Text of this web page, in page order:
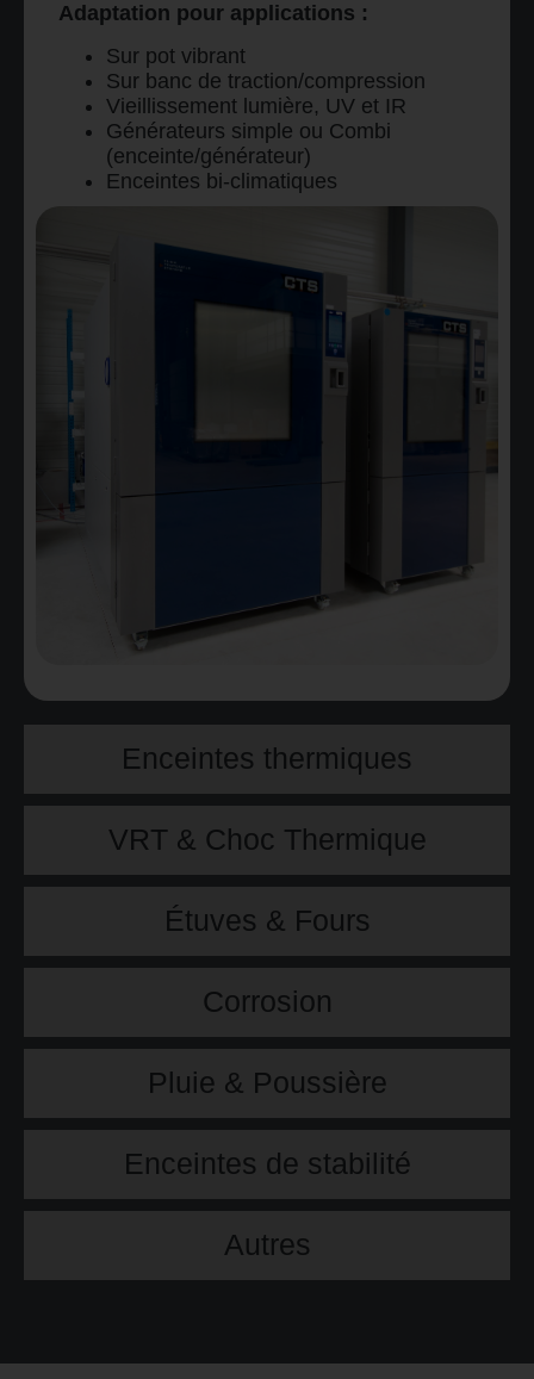
Adaptation pour applications :
Sur pot vibrant
Sur banc de traction/compression
Vieillissement lumière, UV et IR
Générateurs simple ou Combi
(enceinte/générateur)
Enceintes bi-climatiques
Enceintes thermiques
VRT & Choc Thermique
Étuves & Fours
Corrosion
Pluie & Poussière
Enceintes de stabilité
Autres